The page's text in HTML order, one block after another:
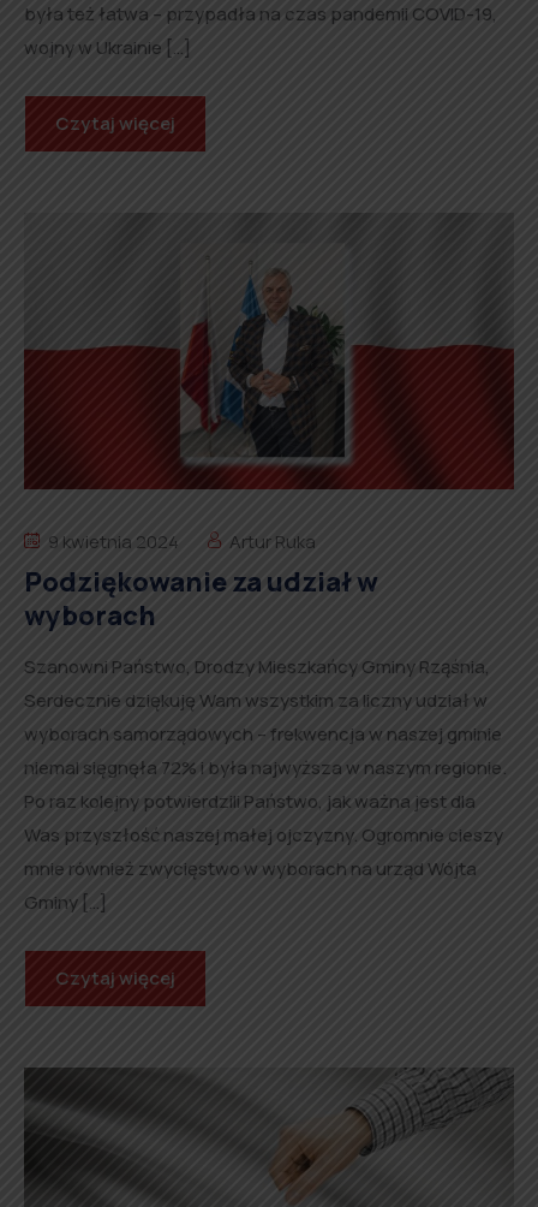
była też łatwa – przypadła na czas pandemii COVID-19,
wojny w Ukrainie […]
Czytaj więcej
9 kwietnia 2024 Artur Ruka
Podziękowanie za udział w
wyborach
Szanowni Państwo, Drodzy Mieszkańcy Gminy Rząśnia,
Serdecznie dziękuję Wam wszystkim za liczny udział w
wyborach samorządowych – frekwencja w naszej gminie
niemal sięgnęła 72% i była najwyższa w naszym regionie.
Po raz kolejny potwierdzili Państwo, jak ważna jest dla
Was przyszłość naszej małej ojczyzny. Ogromnie cieszy
mnie również zwycięstwo w wyborach na urząd Wójta
Gminy […]
Czytaj więcej